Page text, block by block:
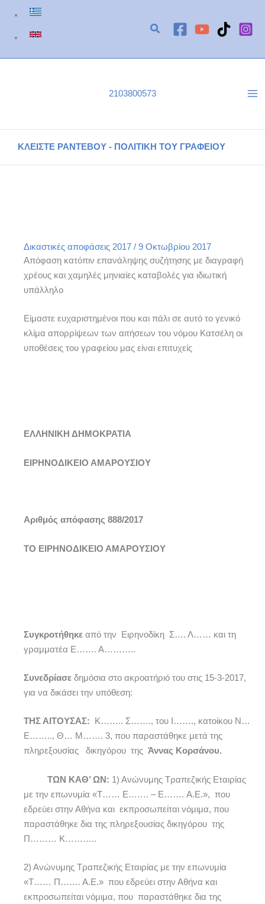
Μετάβαση
περιεχόμενο
2103800573
ΚΛΕΙΣΤΕ ΡΑΝΤΕΒΟΥ - ΠΟΛΙΤΙΚΗ ΤΟΥ ΓΡΑΦΕΙΟΥ
Δικαστικές αποφάσεις 2017 / 9 Οκτωβρίου 2017
Απόφαση κατόπιν επανάληψης συζήτησης με διαγραφή
χρέους και χαμηλές μηνιαίες καταβολές για ιδιωτική
υπάλληλο
Είμαστε ευχαριστημένοι που και πάλι σε αυτό το γενικό
κλίμα απορρίψεων των αιτήσεων του νόμου Κατσέλη οι
υποθέσεις του γραφείου μας είναι επιτυχείς
ΕΛΛΗΝΙΚΗ ΔΗΜΟΚΡΑΤΙΑ
ΕΙΡΗΝΟΔΙΚΕΙΟ ΑΜΑΡΟΥΣΙΟΥ
Αριθμός απόφασης 888/2017
ΤΟ ΕΙΡΗΝΟΔΙΚΕΙΟ ΑΜΑΡΟΥΣΙΟΥ
Συγκροτήθηκε από την Ειρηνοδίκη Σ…. Λ…… και τη
γραμματέα Ε……. Α………..
Συνεδρίασε δημόσια στο ακροατήριό του στις 15-3-2017,
για να δικάσει την υπόθεση:
ΤΗΣ ΑΙΤΟΥΣΑΣ:
Κ…….. Σ……., του Ι……., κατοίκου Ν…
Ε…….., Θ… Μ……. 3, που παραστάθηκε μετά της
πληρεξουσίας δικηγόρου της Άννας Κορσάνου.
ΤΩΝ ΚΑΘ’ ΩΝ: 1) Ανώνυμης Τραπεζικής Εταιρίας
με την επωνυμία «Τ…… Ε……. – Ε……. A.E.», που
εδρεύει στην Αθήνα και εκπροσωπείται νόμιμα, που
παραστάθηκε δια της πληρεξουσίας δικηγόρου της
Π……… Κ………..
2) Ανώνυμης Τραπεζικής Εταιρίας με την επωνυμία
«Τ…… Π……. Α.Ε.» που εδρεύει στην Αθήνα και
εκπροσωπείται νόμιμα, που παραστάθηκε δια της